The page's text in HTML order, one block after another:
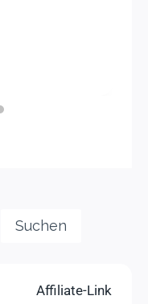
Suchen
Affiliate-Link